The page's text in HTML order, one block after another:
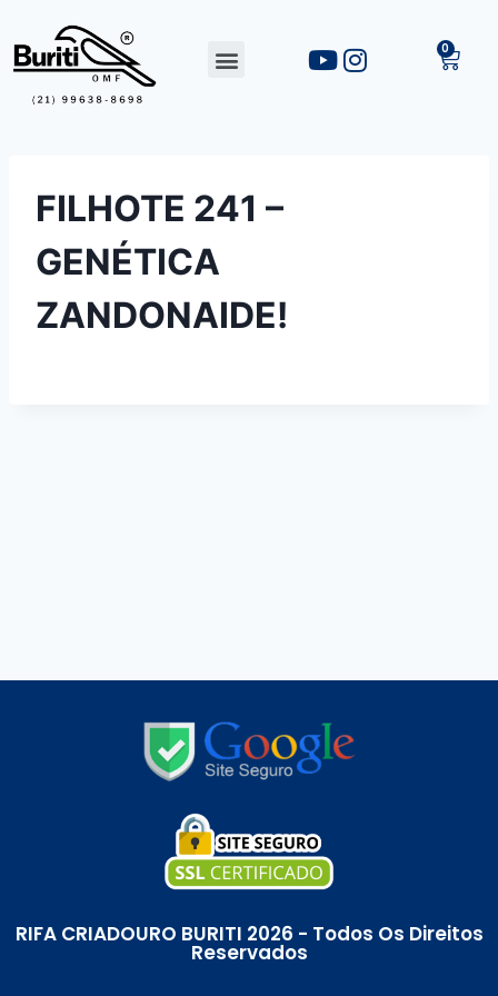
FILHOTE 241 –
GENÉTICA
ZANDONAIDE!
RIFA CRIADOURO BURITI 2026 - Todos Os Direitos
Reservados